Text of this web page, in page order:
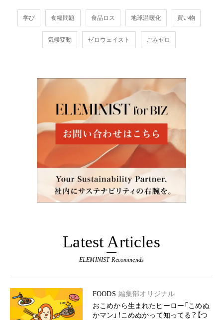
学び 食糧問題 食品ロス 地球温暖化 買い物
気候変動 ゼロウェイスト ごみゼロ
Latest Articles
ELEMINIST Recommends
FOODS 編集部オリジナル
おこめから生まれたヒーロー「こめぬ
かマン」！こめぬかって知ってる？【つ